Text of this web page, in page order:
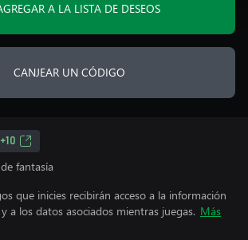
A LA LISTA DE DESEOS
CANJEAR UN CÓDIGO
fantasía
que inicies recibirán acceso a la información
a los datos asociados mientras juegas. Más